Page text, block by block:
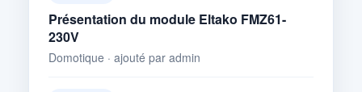
Présentation du module Eltako FMZ61-
230V
Domotique · ajouté par admin